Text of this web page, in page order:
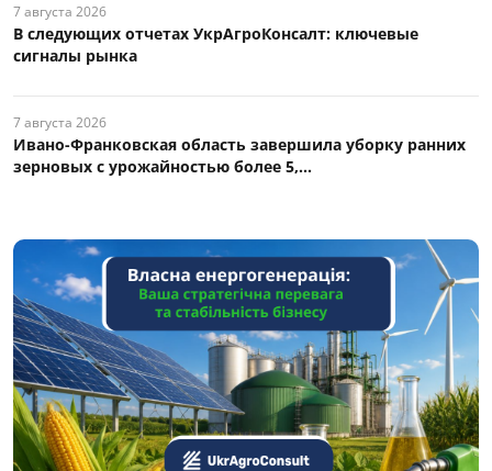
7 августа 2026
В следующих отчетах УкрАгроКонсалт: ключевые
сигналы рынка
7 августа 2026
Ивано-Франковская область завершила уборку ранних
зерновых с урожайностью более 5,...